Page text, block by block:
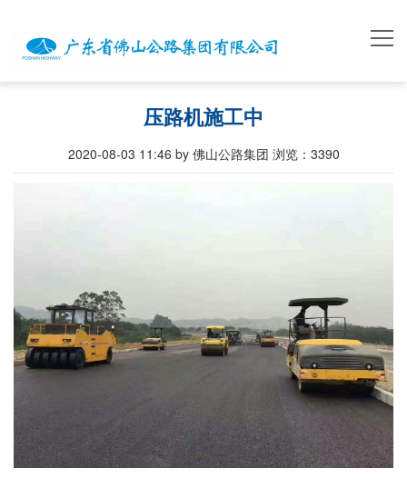
压路机施工中
2020-08-03 11:46 by 佛山公路集团 浏览： 3390